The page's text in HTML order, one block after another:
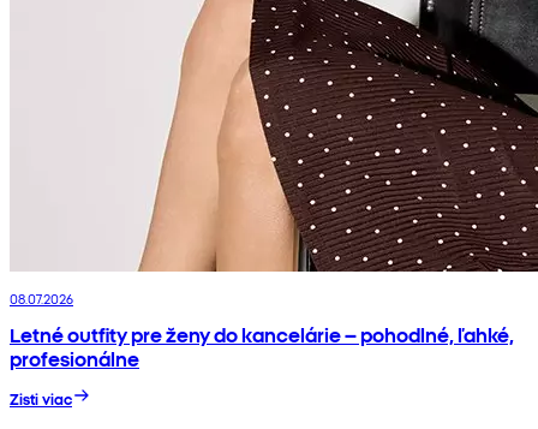
08.07.2026
Letné outfity pre ženy do kancelárie – pohodlné, ľahké,
profesionálne
Zisti viac